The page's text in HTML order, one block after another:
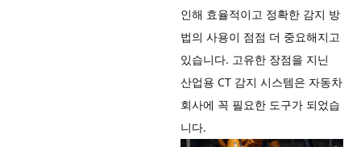
인해 효율적이고 정확한 감지 방
법의 사용이 점점 더 중요해지고
있습니다. 고유한 장점을 지닌
산업용 CT 감지 시스템은 자동차
회사에 꼭 필요한 도구가 되었습
니다.